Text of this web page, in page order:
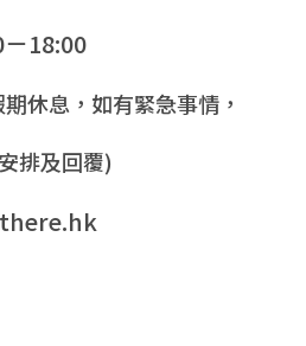
，如有緊急事情，
回覆)